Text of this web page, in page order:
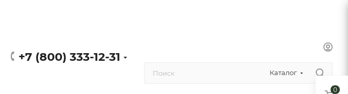
+7 (800) 333-12-31
Каталог
0